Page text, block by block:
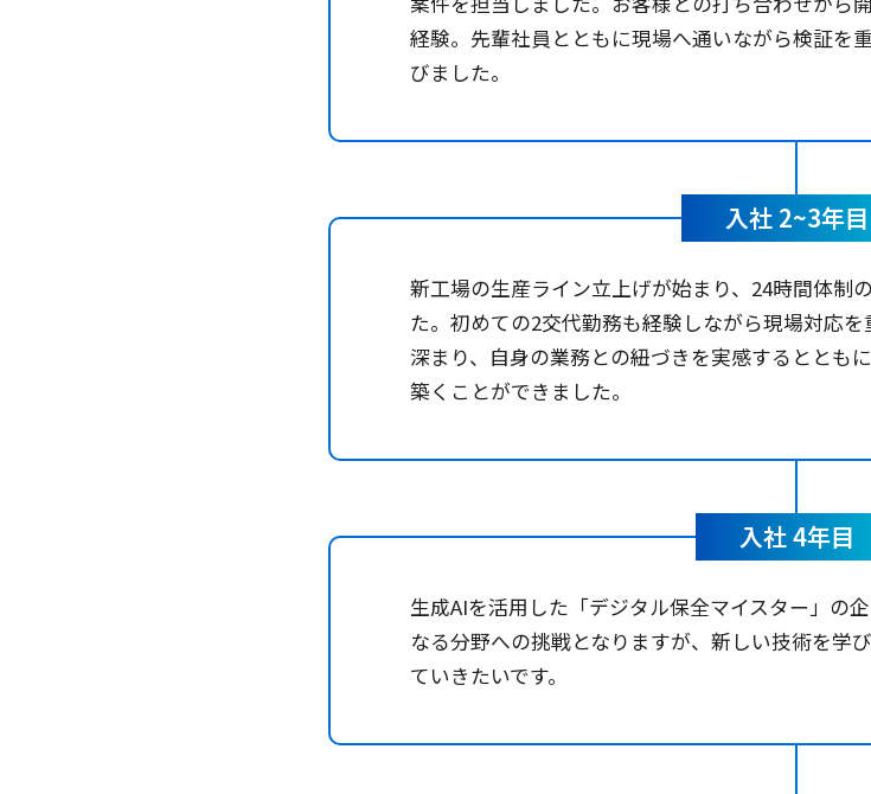
経験。先輩社員とともに現場へ通いながら検証を
びました。
入社 2~3年目
新工場の生産ライン立上げが始まり、24時間体制
た。初めての2交代勤務も経験しながら現場対応
深まり、自身の業務との紐づきを実感するととも
築くことができました。
入社 4年目
生成AIを活用した「デジタル保全マイスター」の
なる分野への挑戦となりますが、新しい技術を学
ていきたいです。